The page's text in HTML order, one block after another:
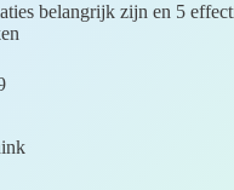
belangrijk zijn en 5